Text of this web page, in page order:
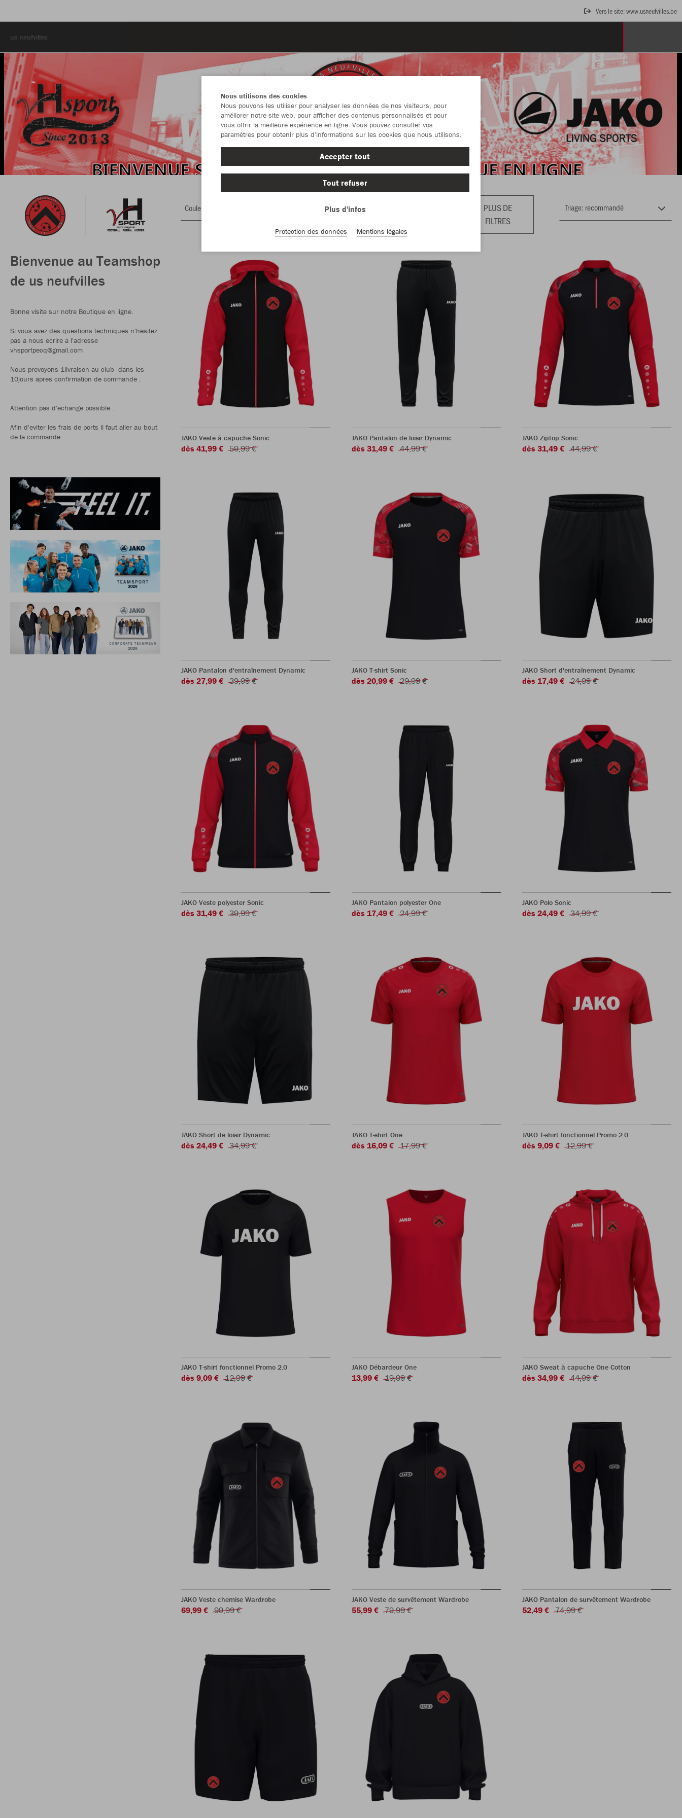
Vers le site: www.usneufvilles.be
us neufvilles
Bienvenue au Teamshop
de us neufvilles
Bonne visite sur notre Boutique en ligne.
Si vous avez des questions techniques n'hesitez
pas a nous ecrire a l'adresse
vhsportpecq@gmail.com
Nous prevoyons 1livraison au club dans les
10jours apres confirmation de commande .
Attention pas d'echange possible .
Afin d'eviter les frais de ports il faut aller au bout
de la commande .
Couleur Vêtement
PLUS DE
FILTRES
JAKO Veste à capuche Sonic
dès 41,99 € 59,99 €
JAKO Pantalon de loisir Dynamic
dès 31,49 € 44,99 €
JAKO Ziptop Sonic
dès 31,49 € 44,99 €
JAKO Pantalon d'entraînement Dynamic
dès 27,99 € 39,99 €
JAKO T-shirt Sonic
dès 20,99 € 29,99 €
JAKO Short d'entraînement Dynamic
dès 17,49 € 24,99 €
JAKO Veste polyester Sonic
dès 31,49 € 39,99 €
JAKO Pantalon polyester One
dès 17,49 € 24,99 €
JAKO Polo Sonic
dès 24,49 € 34,99 €
JAKO Short de loisir Dynamic
dès 24,49 € 34,99 €
JAKO T-shirt One
dès 16,09 € 17,99 €
JAKO T-shirt fonctionnel Promo 2.0
dès 9,09 € 12,99 €
JAKO T-shirt fonctionnel Promo 2.0
dès 9,09 € 12,99 €
JAKO Débardeur One
13,99 € 19,99 €
JAKO Sweat à capuche One Cotton
dès 34,99 € 44,99 €
JAKO Veste chemise Wardrobe
69,99 € 99,99 €
JAKO Veste de survêtement Wardrobe
55,99 € 79,99 €
JAKO Pantalon de survêtement Wardrobe
52,49 € 74,99 €
Nous utilisons des cookies
Nous pouvons les utiliser pour analyser les données de nos visiteurs, pour
améliorer notre site web, pour afficher des contenus personnalisés et pour
vous offrir la meilleure expérience en ligne. Vous pouvez consulter vos
paramètres pour obtenir plus d'informations sur les cookies que nous utilisons.
Accepter tout
Tout refuser
Plus d'infos
Protection des données Mentions légales